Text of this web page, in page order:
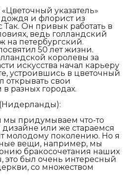
указатель»
и флорист из
Он привык работать в
ведь голландский
на петербургский.
50 лет жизни.
королевы за
искусства начал карьеру
устроившись в цветочный
открывать свои
разных городах.
мы придумываем что-то
или же стараемся
молодому поколению. Но я
вещи, например, мы
бракосочетания наших
это был очень интересный
со множеством